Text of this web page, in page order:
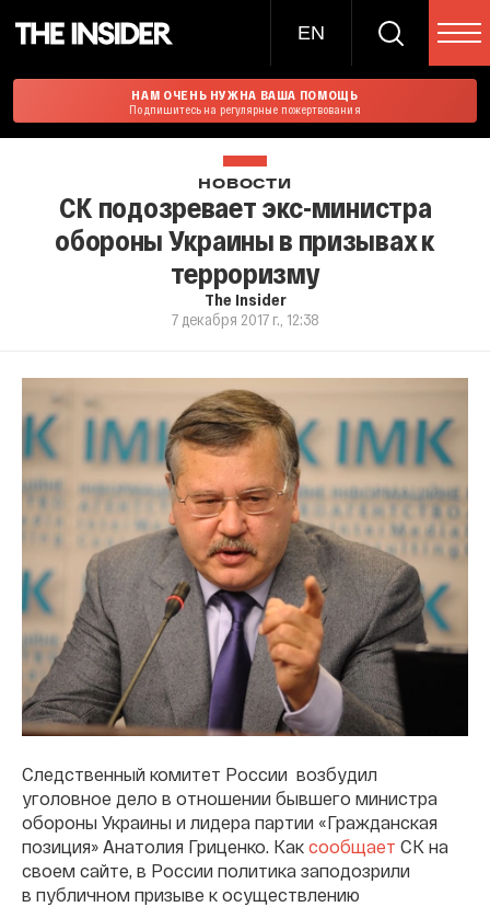
EN
НАМ ОЧЕНЬ НУЖНА ВАША ПОМОЩЬ
Подпишитесь на регулярные пожертвования
НОВОСТИ
СК подозревает экс-министра
обороны Украины в призывах к
терроризму
The Insider
7 декабря 2017 г., 12:38
Следственный комитет России возбудил
уголовное дело в отношении бывшего министра
обороны Украины и лидера партии «Гражданская
позиция» Анатолия Гриценко. Как сообщает СК на
своем сайте, в России политика заподозрили
в публичном призыве к осуществлению